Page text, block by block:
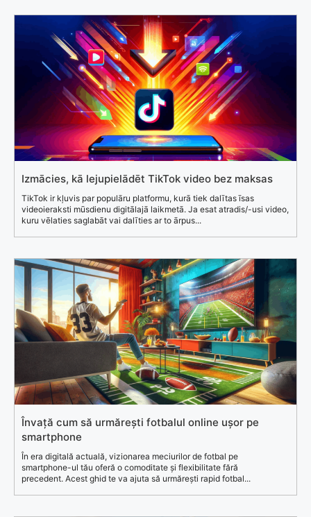
Izmācies, kā lejupielādēt TikTok video bez maksas
TikTok ir kļuvis par populāru platformu, kurā tiek dalītas īsas
videoieraksti mūsdienu digitālajā laikmetā. Ja esat atradis/-usi video,
kuru vēlaties saglabāt vai dalīties ar to ārpus...
Învață cum să urmărești fotbalul online ușor pe
smartphone
În era digitală actuală, vizionarea meciurilor de fotbal pe
smartphone-ul tău oferă o comoditate și flexibilitate fără
precedent. Acest ghid te va ajuta să urmărești rapid fotbal...